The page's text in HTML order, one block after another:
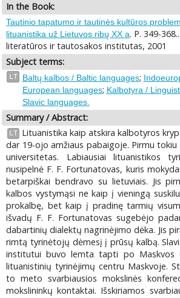
In the Book:
Tautinio tapatumo ir tautinės kultūros
lituanistika už Lietuvos ribų XX a. P. 349-
literatūros ir tautosakos institutas, 2001
Subject terms:
LT Baltų kalbos / Baltic languages;
European languages; Kalbotyra /
Slavic languages.
Summary / Abstract:
LT
Lituanistika kaip atskira kalbotyros
dar 19-ojo amžiaus pabaigoje. Pirmu
universitetas. Labiausiai lituanistikos
nusipelnė F. F. Fortunatovas, kuris
betarpiškai bendravo su lietuviais. Jis
kalbos vystymąsi ne kaip į vieningą
prokalbę, bet kaip į pradinę tarmių
išvadų F. F. Fortunatovas sugebėjo
dabartinių dialektų nagrinėjimo dėka. Jis
rimtą tyrinėtojų dėmesį į prūsų kalbą.
institutui buvo lemta tapti po Maskvos
lituanistinių tyrinėjimų centru Maskvoje.
to meto svarbiausios mokslinės
mokslininkų kontaktai. Išskiriamos